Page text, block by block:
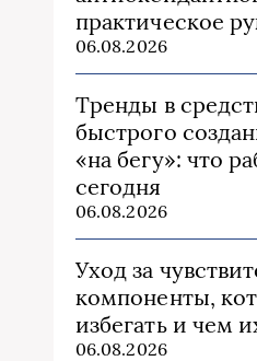
практическое
06.08.2026
Тренды в
быстрого
«на бегу»: что
сегодня
06.08.2026
Уход за
компоненты,
избегать и чем
06.08.2026